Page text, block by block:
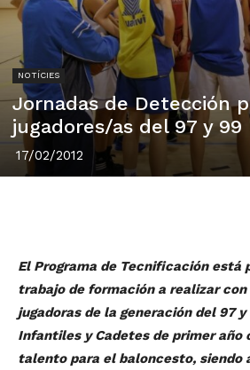
NOTÍCIES
Jornadas de Detección
jugadores/as del 97 y 99
17/02/2012
El Programa de Tecnificación está
trabajo de formación a realizar con
jugadoras de la generación del 97 y
Infantiles y Cadetes de primer año
talento para el baloncesto, siendo